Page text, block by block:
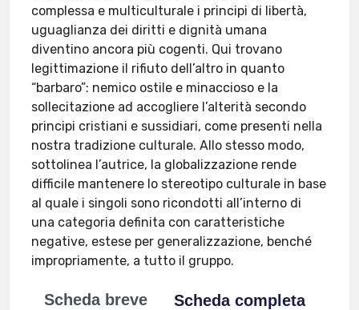
complessa e multiculturale i principi di libertà,
uguaglianza dei diritti e dignità umana
diventino ancora più cogenti. Qui trovano
legittimazione il rifiuto dell’altro in quanto
“barbaro”: nemico ostile e minaccioso e la
sollecitazione ad accogliere l’alterità secondo
principi cristiani e sussidiari, come presenti nella
nostra tradizione culturale. Allo stesso modo,
sottolinea l’autrice, la globalizzazione rende
difficile mantenere lo stereotipo culturale in base
al quale i singoli sono ricondotti all’interno di
una categoria definita con caratteristiche
negative, estese per generalizzazione, benché
impropriamente, a tutto il gruppo.
Scheda breve
Scheda completa